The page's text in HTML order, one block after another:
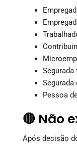
Pessoa
🔴 Não
Após decisão